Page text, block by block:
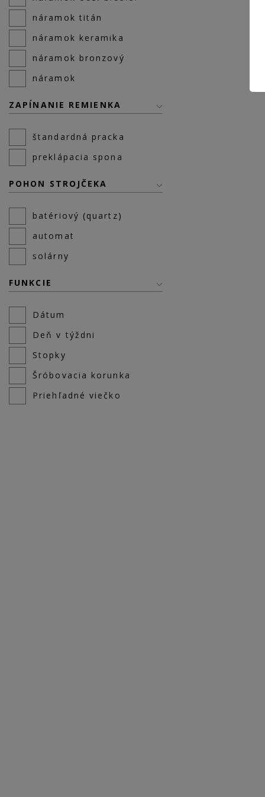
náramok titán
náramok keramika
náramok bronzový
náramok
ZAPÍNANIE REMIENKA
štandardná pracka
preklápacia spona
POHON STROJČEKA
batériový (quartz)
automat
solárny
FUNKCIE
Dátum
Deň v týždni
Stopky
Šróbovacia korunka
Priehľadné viečko